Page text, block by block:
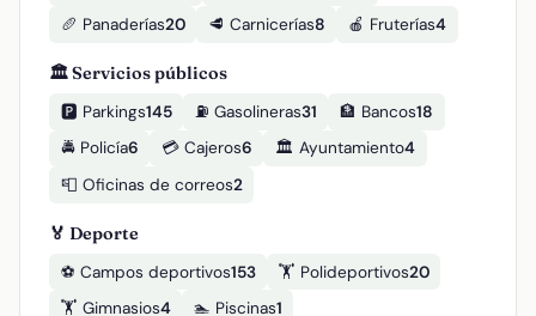
🥖 Panaderías20 🥩 Carnicerías8 🍎 Fruterías4
🏛️ Servicios públicos
🅿️ Parkings145 ⛽ Gasolineras31 🏦 Bancos18
🚔 Policía6 💳 Cajeros6 🏛️ Ayuntamiento4
📮 Oficinas de correos2
🏅 Deporte
⚽ Campos deportivos153 🏋️ Polideportivos20
🏋️ Gimnasios4 🏊 Piscinas1